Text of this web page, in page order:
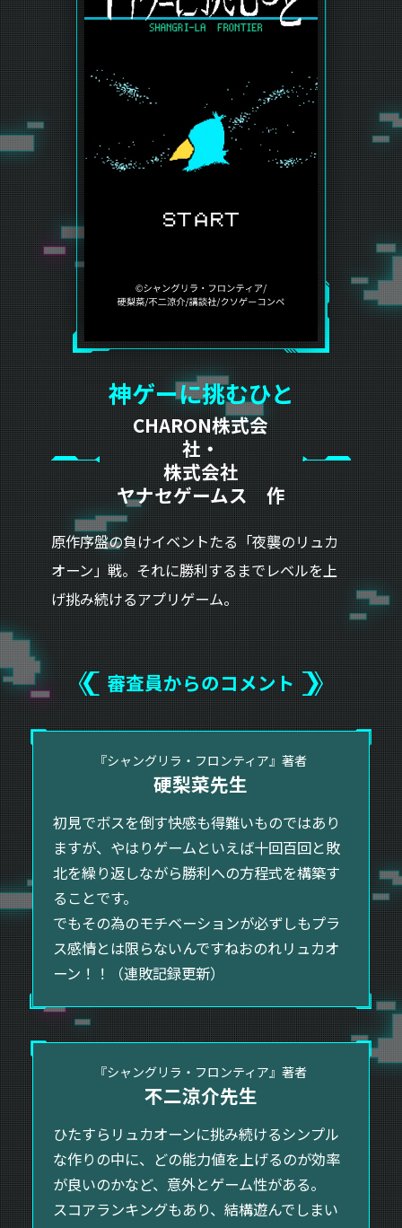
神ゲーに挑むひと
CHARON株式会
社・
株式会社
ヤナセゲームス 作
原作序盤の負けイベントたる「夜襲のリュカ
オーン」戦。それに勝利するまでレベルを上
げ挑み続けるアプリゲーム。
審査員からのコメント
『シャングリラ・フロンティア』著者
硬梨菜先生
初見でボスを倒す快感も得難いものではあり
ますが、やはりゲームといえば十回百回と敗
北を繰り返しながら勝利への方程式を構築す
ることです。
でもその為のモチベーションが必ずしもプラ
ス感情とは限らないんですねおのれリュカオ
ーン！！（連敗記録更新）
『シャングリラ・フロンティア』著者
不二涼介先生
ひたすらリュカオーンに挑み続けるシンプル
な作りの中に、どの能力値を上げるのが効率
が良いのかなど、意外とゲーム性がある。
スコアランキングもあり、結構遊んでしまい